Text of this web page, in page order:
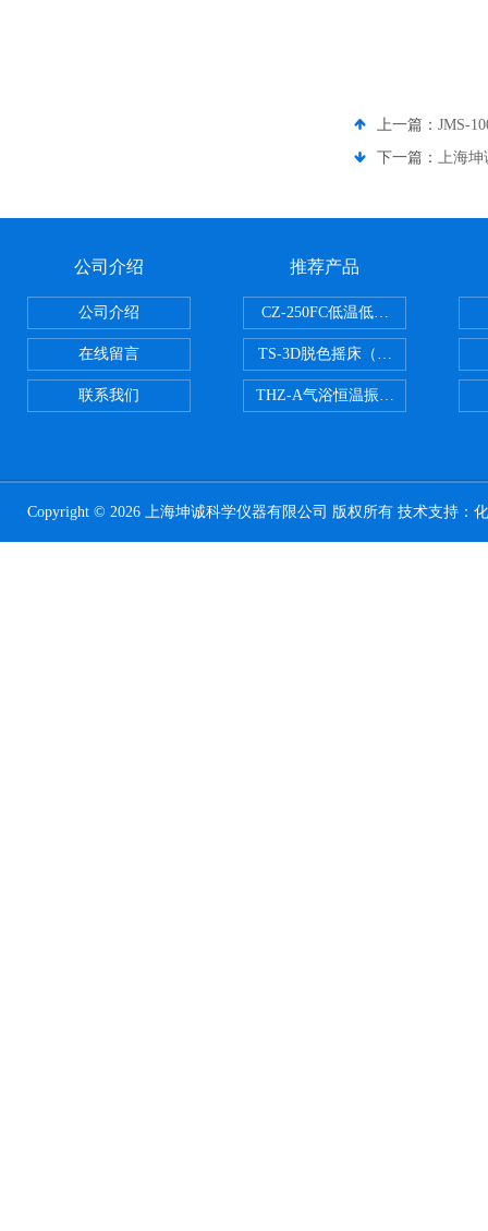
上一篇： JMS-
下一篇：
上海
公司介绍
公司介绍
在线留言
联系我们
推荐产品
CZ-250FC低温低湿种子储藏柜
TS-3D脱色摇床（三维运动）
THZ-A气浴恒温振荡器
Copyright © 2026 上海坤诚科学仪器有限公司 版权所有 技术支持：